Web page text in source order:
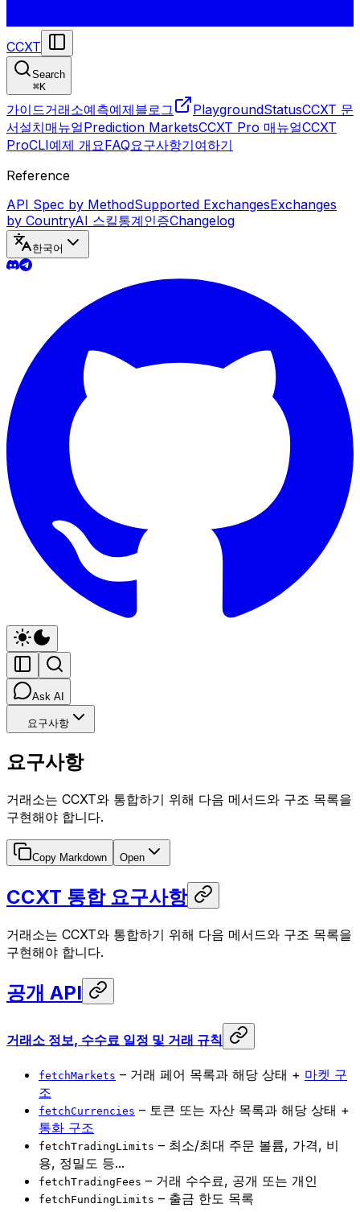
CCXT
Search
⌘K
가이드거래소예측예제블로그 PlaygroundStatusCCXT 문
서설치매뉴얼Prediction MarketsCCXT Pro 매뉴얼CCXT
ProCLI예제 개요FAQ요구사항기여하기
Reference
API Spec by MethodSupported ExchangesExchanges
by CountryAI 스킬통계인증Changelog
한국어
Ask AI
요구사항
요구사항
거래소는 CCXT와 통합하기 위해 다음 메서드와 구조 목록을
구현해야 합니다.
Copy Markdown Open
CCXT 통합 요구사항
거래소는 CCXT와 통합하기 위해 다음 메서드와 구조 목록을
구현해야 합니다.
공개 API
거래소 정보, 수수료 일정 및 거래 규칙
fetchMarkets – 거래 페어 목록과 해당 상태 + 마켓 구
조
fetchCurrencies – 토큰 또는 자산 목록과 해당 상태 +
통화 구조
fetchTradingLimits – 최소/최대 주문 볼륨, 가격, 비
용, 정밀도 등...
fetchTradingFees – 거래 수수료, 공개 또는 개인
fetchFundingLimits – 출금 한도 목록